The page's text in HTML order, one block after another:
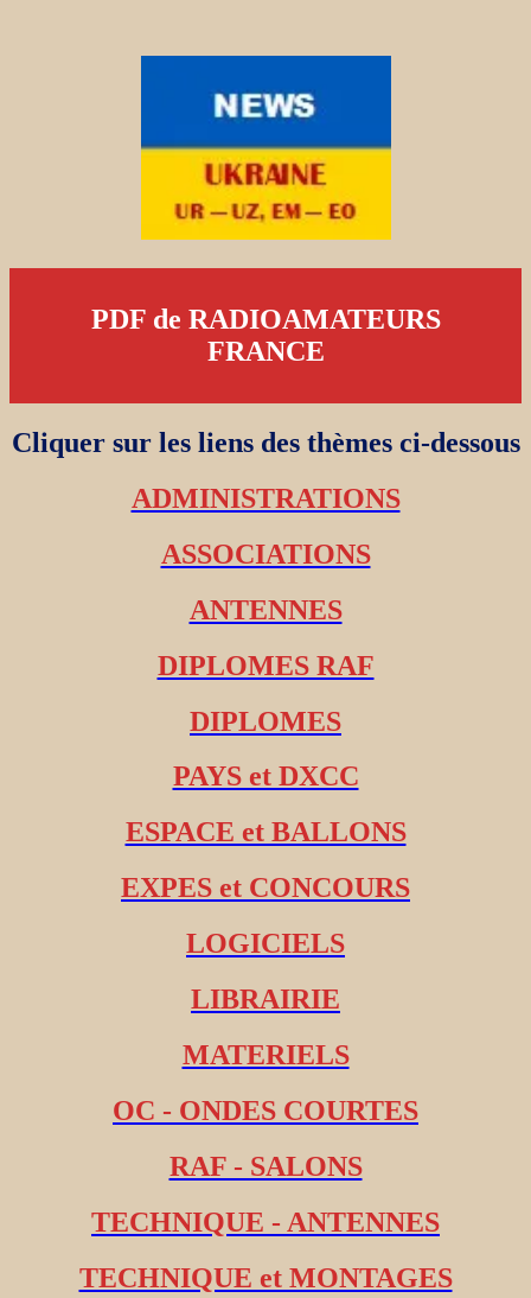
PDF de RADIOAMATEURS
FRANCE
Cliquer sur les liens des thèmes ci-dessous
ADMINISTRATIONS
ASSOCIATIONS
ANTENNES
DIPLOMES RAF
DIPLOMES
PAYS et DXCC
ESPACE et BALLONS
EXPES et CONCOURS
LOGICIELS
LIBRAIRIE
MATERIELS
OC - ONDES COURTES
RAF - SALONS
TECHNIQUE - ANTENNES
TECHNIQUE et MONTAGES